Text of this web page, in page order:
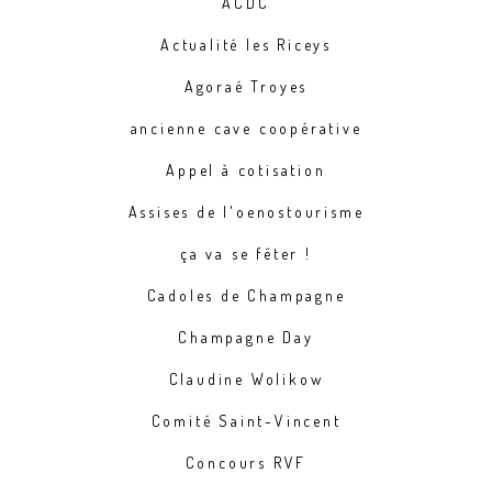
Actualité les Riceys
Agoraé Troyes
ancienne cave coopérative
Appel à cotisation
Assises de l'oenostourisme
ça va se fêter !
Cadoles de Champagne
Champagne Day
Claudine Wolikow
Comité Saint-Vincent
Concours RVF